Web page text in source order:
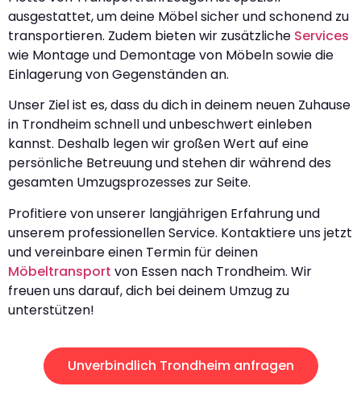
ausgestattet, um deine Möbel sicher und schonend zu
transportieren. Zudem bieten wir zusätzliche Services
wie Montage und Demontage von Möbeln sowie die
Einlagerung von Gegenständen an.
Unser Ziel ist es, dass du dich in deinem neuen Zuhause
in Trondheim schnell und unbeschwert einleben
kannst. Deshalb legen wir großen Wert auf eine
persönliche Betreuung und stehen dir während des
gesamten Umzugsprozesses zur Seite.
Profitiere von unserer langjährigen Erfahrung und
unserem professionellen Service. Kontaktiere uns jetzt
und vereinbare einen Termin für deinen
Möbeltransport von Essen nach Trondheim. Wir
freuen uns darauf, dich bei deinem Umzug zu
unterstützen!
Unverbindlich Trondheim anfragen